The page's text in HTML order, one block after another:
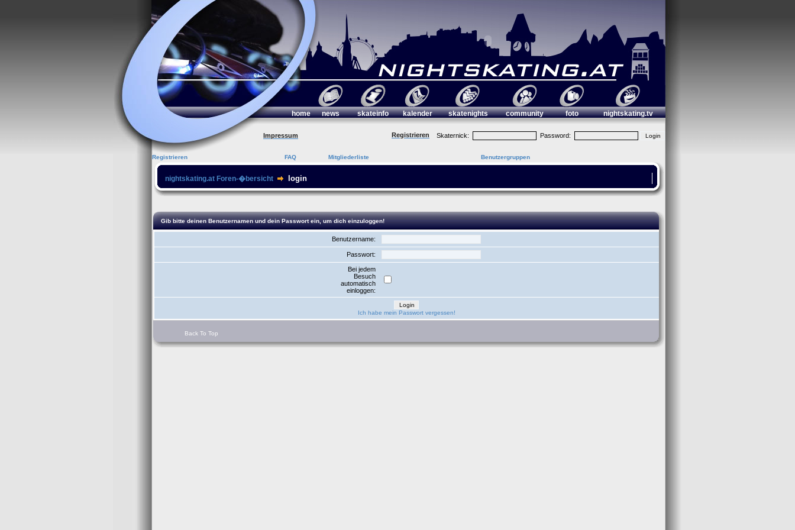
home news skateinfo kalender skatenights community foto nightskating.tv
Impressum Registrieren Skaternick: Password:
Registrieren FAQ Mitgliederliste Benutzergruppen
nightskating.at Foren-�bersicht login
Gib bitte deinen Benutzernamen und dein Passwort ein, um dich einzuloggen!
Benutzername:
Passwort:
Bei jedem
Besuch
automatisch
einloggen:
Ich habe mein Passwort vergessen!
Back To Top